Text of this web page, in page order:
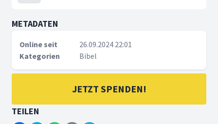
METADATEN
Online seit
26.09.2024 22:01
Kategorien
Bibel
JETZT SPENDEN!
TEILEN